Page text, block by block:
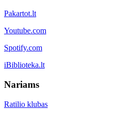
Pakartot.lt
Youtube.com
Spotify.com
iBiblioteka.lt
Nariams
Ratilio klubas